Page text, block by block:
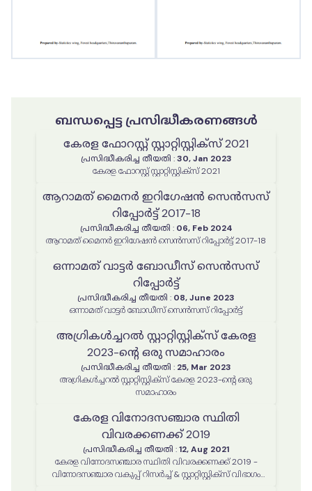
ബന്ധപ്പെട്ട പ്രസിദ്ധീകരണങ്ങൾ
കേരള ഫോറസ്റ്റ് സ്റ്റാറ്റിസ്റ്റിക്‌സ് 2021
പ്രസിദ്ധീകരിച്ച തീയതി : 30, Jan 2023
കേരള ഫോറസ്റ്റ് സ്റ്റാറ്റിസ്റ്റിക്‌സ് 2021
ആറാമത് മൈനർ ഇറിഗേഷൻ സെൻസസ്
റിപ്പോർട്ട് 2017-18
പ്രസിദ്ധീകരിച്ച തീയതി : 06, Feb 2024
ആറാമത് മൈനർ ഇറിഗേഷൻ സെൻസസ് റിപ്പോർട്ട് 2017-18
ഒന്നാമത് വാട്ടർ ബോഡീസ് സെൻസസ്
റിപ്പോർട്ട്
പ്രസിദ്ധീകരിച്ച തീയതി : 08, June 2023
ഒന്നാമത് വാട്ടർ ബോഡീസ് സെൻസസ് റിപ്പോർട്ട്
അഗ്രികൾച്ചറൽ സ്റ്റാറ്റിസ്റ്റിക്സ് കേരള
2023-ൻ്റെ ഒരു സമാഹാരം
പ്രസിദ്ധീകരിച്ച തീയതി : 25, Mar 2023
അഗ്രികൾച്ചറൽ സ്റ്റാറ്റിസ്റ്റിക്സ് കേരള 2023-ൻ്റെ ഒരു
സമാഹാരം
കേരള വിനോദസഞ്ചാര സ്ഥിതി
വിവരക്കണക്ക് 2019
പ്രസിദ്ധീകരിച്ച തീയതി :12, Aug 2021
കേരള വിനോദസഞ്ചാര സ്ഥിതി വിവരക്കണക്ക് 2019 -
വിനോദസഞ്ചാര വകുപ്പ് റിസര്‍ച്ച് & സ്റ്റാറ്റിസ്റ്റിക്സ് വിഭാഗം